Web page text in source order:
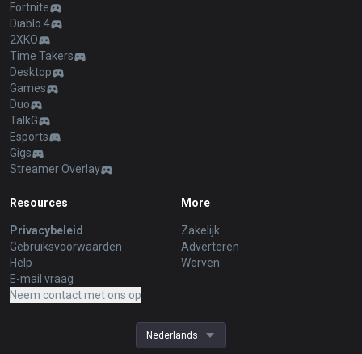
Fortnite
Diablo 4
2XKO
Time Takers
Desktop
Games
Duo
TalkG
Esports
Gigs
Streamer Overlay
Resources
Privacybeleid
Gebruiksvoorwaarden
Help
E-mail vraag
Neem contact met ons op
More
Zakelijk
Adverteren
Werven
Nederlands